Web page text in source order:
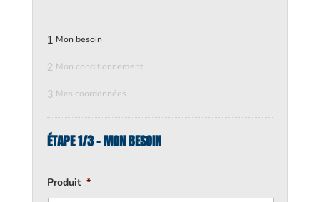
1 Mon besoin
2 Mon conditionnement
3 Mes coordonnées
ÉTAPE 1/3 - MON BESOIN
Produit *